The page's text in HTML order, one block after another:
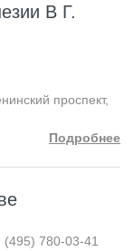
В Г.
проспект,
Подробнее
780-03-41